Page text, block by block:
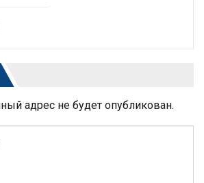
адрес не будет опубликован.